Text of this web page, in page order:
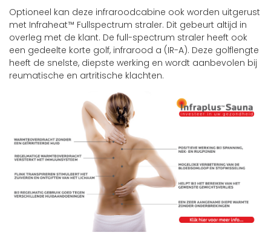
Optioneel kan deze infraroodcabine ook worden uitgerust
met Infraheat™ Fullspectrum straler. Dit gebeurt altijd in
overleg met de klant. De full-spectrum straler heeft ook
een gedeelte korte golf, infrarood a (IR-A). Deze golflengte
heeft de snelste, diepste werking en wordt aanbevolen bij
reumatische en artritische klachten.